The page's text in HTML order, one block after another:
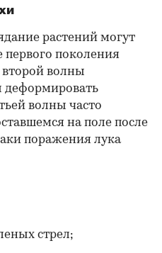
растений могут
первого поколения
волны
деформировать
волны часто
на поле после
поражения лука
стрел;